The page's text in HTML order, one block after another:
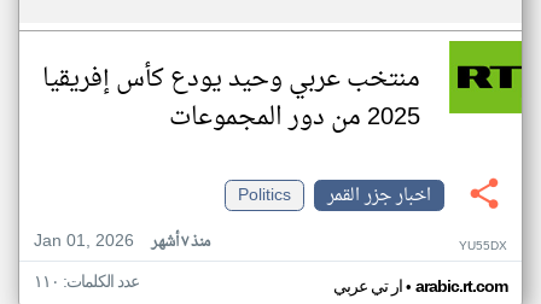
منتخب عربي وحيد يودع كأس إفريقيا
2025 من دور المجموعات
اخبار جزر القمر
Politics
Jan 01, 2026
منذ ٧ أشهر YU55DX
ار تي عربي• arabic.rt.com عدد الكلمات: ١١٠